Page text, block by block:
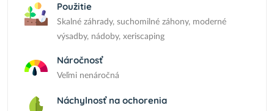
Použitie
Skalné záhrady, suchomilné záhony, moderné
výsadby, nádoby, xeriscaping
Náročnosť
Veľmi nenáročná
Náchylnosť na ochorenia